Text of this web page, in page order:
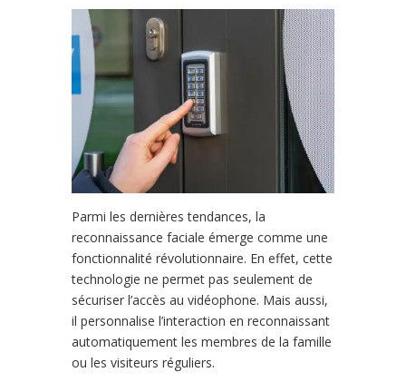
Parmi les dernières tendances, la
reconnaissance faciale émerge comme une
fonctionnalité révolutionnaire. En effet, cette
technologie ne permet pas seulement de
sécuriser l’accès au vidéophone. Mais aussi,
il personnalise l’interaction en reconnaissant
automatiquement les membres de la famille
ou les visiteurs réguliers.